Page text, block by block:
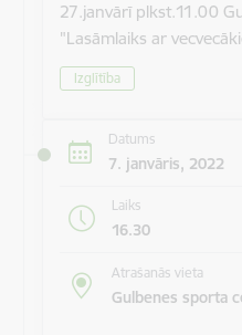
27.janvārī plkst.11.00
"Lasāmlaiks ar
Izglītība
Datums
7. janvāris, 2022
Laiks
16.30
Atrašanās vieta
Gulbenes sporta